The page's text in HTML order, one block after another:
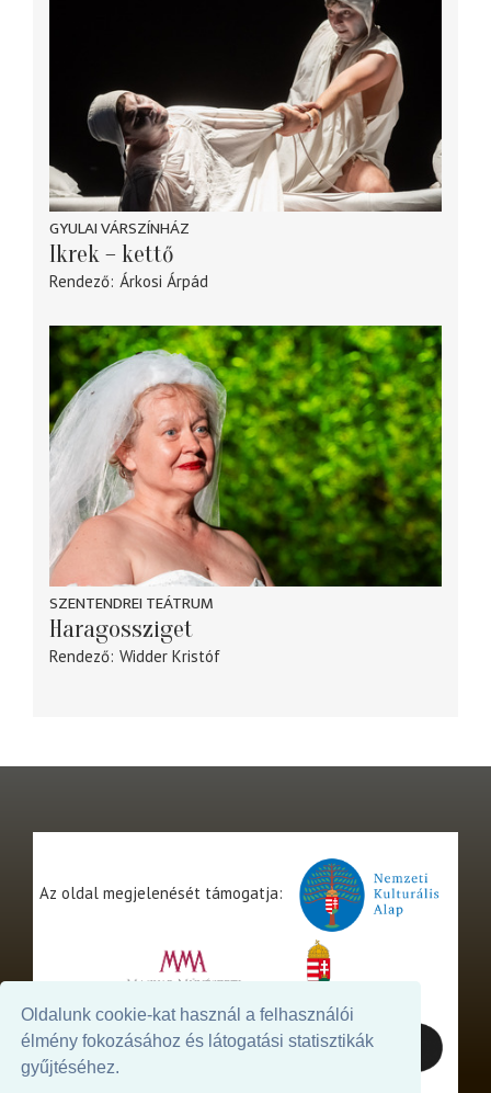
Oldalunk cookie-kat használ a felhasználói
élmény fokozásához és látogatási statisztikák
gyűjtéséhez.
GYULAI VÁRSZÍNHÁZ
Ikrek – kettő
Rendező Árkosi Árpád
SZENTENDREI TEÁTRUM
Haragossziget
Rendező Widder Kristóf
Az oldal megjelenését támogatja: